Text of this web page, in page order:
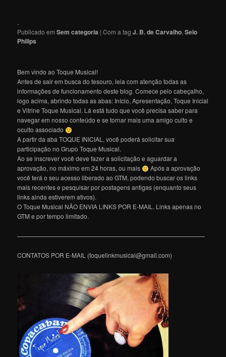
.
Publicado em Sem categoria |Com a tagJ. B. de Carvalho,Selo
Philips
Bem vindo ao Toque Musical!
Antes de sair em busca do tesouro, leia com atenção todas as
informações de funcionamento deste blog. Comece pelo cabeçalho,
logo acima, abrindo todas as abas: Início, Apresentação, Toque Inicial
e Vitrine Toque Musical. Lá está tudo que você precisa saber para
navegar em nosso conteúdo e se tornar mais uma amigo culto e
oculto associado
A partir da aba TOQUE INICIAL, você poderá solicitar sua
participação no Grupo Toque Musical.
Ao se inscrever você deve fazer a solicitação e aguardar a
aprovação, no máximo em 24 horas, ou mais
Após a aprovação
você terá o seu acesso liberado ao GTM, podendo buscar os links
mais recentes e pesquisar por postagens antigas (enquanto seus
links ainda estiverem ativos).
O Toque Musical NÃO ENVIA LINKS POR E-MAIL. Links apenas no
GTM e por tempo limitado.
———————————————————————————————
CONTATOS POR E-MAIL (toquelinkmusical@gmail.com)